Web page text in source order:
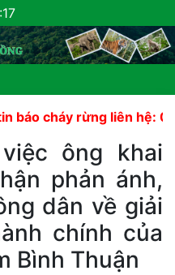
cháy rừng liên hệ: 02633
ông khai
phản ánh,
dân về giải
chính của
Bình Thuận